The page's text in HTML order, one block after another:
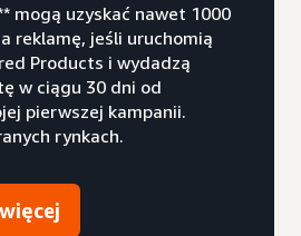
mogą uzyskać nawet 1000
reklamę, jeśli uruchomią
Products i wydadzą
w ciągu 30 dni od
pierwszej kampanii.
rynkach.